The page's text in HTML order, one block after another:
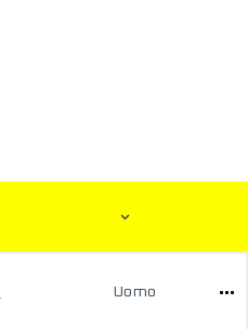
Uomo